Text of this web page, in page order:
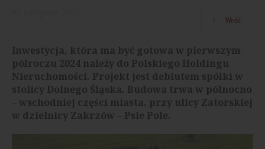
Wróć
Inwestycja, która ma być gotowa w pierwszym
półroczu 2024 należy do Polskiego Holdingu
Nieruchomości. Projekt jest debiutem spółki w
stolicy Dolnego Śląska. Budowa trwa w północno
– wschodniej części miasta, przy ulicy Zatorskiej
w dzielnicy Zakrzów – Psie Pole.